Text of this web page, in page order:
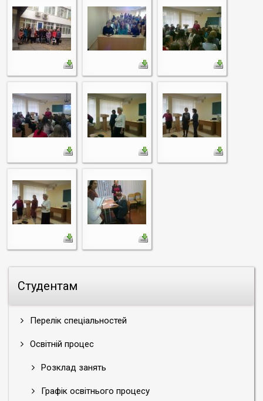
Студентам
Перелік спеціальностей
Освітній процес
Розклад занять
Графік освітнього процесу